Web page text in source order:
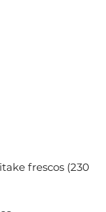
frescos (230